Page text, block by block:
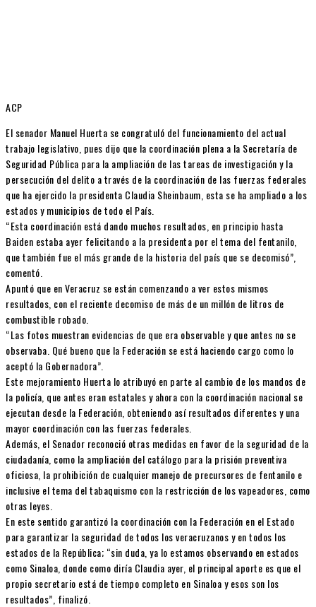
ACP
El senador Manuel Huerta se congratuló del funcionamiento del actual
trabajo legislativo, pues dijo que la coordinación plena a la Secretaría de
Seguridad Pública para la ampliación de las tareas de investigación y la
persecución del delito a través de la coordinación de las fuerzas federales
que ha ejercido la presidenta Claudia Sheinbaum, esta se ha ampliado a los
estados y municipios de todo el País.
“Esta coordinación está dando muchos resultados, en principio hasta
Baiden estaba ayer felicitando a la presidenta por el tema del fentanilo,
que también fue el más grande de la historia del país que se decomisó”,
comentó.
Apuntó que en Veracruz se están comenzando a ver estos mismos
resultados, con el reciente decomiso de más de un millón de litros de
combustible robado.
“Las fotos muestran evidencias de que era observable y que antes no se
observaba. Qué bueno que la Federación se está haciendo cargo como lo
aceptó la Gobernadora”.
Este mejoramiento Huerta lo atribuyó en parte al cambio de los mandos de
la policía, que antes eran estatales y ahora con la coordinación nacional se
ejecutan desde la Federación, obteniendo así resultados diferentes y una
mayor coordinación con las fuerzas federales.
Además, el Senador reconoció otras medidas en favor de la seguridad de la
ciudadanía, como la ampliación del catálogo para la prisión preventiva
oficiosa, la prohibición de cualquier manejo de precursores de fentanilo e
inclusive el tema del tabaquismo con la restricción de los vapeadores, como
otras leyes.
En este sentido garantizó la coordinación con la Federación en el Estado
para garantizar la seguridad de todos los veracruzanos y en todos los
estados de la República; “sin duda, ya lo estamos observando en estados
como Sinaloa, donde como diría Claudia ayer, el principal aporte es que el
propio secretario está de tiempo completo en Sinaloa y esos son los
resultados”, finalizó.